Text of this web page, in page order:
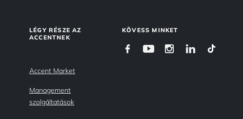
LÉGY RÉSZE AZ
ACCENTNEK
Accent Market
Management
szolgáltatások
KÖVESS MINKET